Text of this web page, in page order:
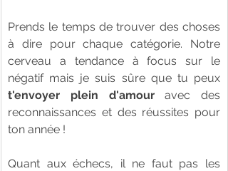
Prends le temps de trouver des choses
à dire pour chaque catégorie. Notre
cerveau a tendance à focus sur le
t'envoyer plein d'amour avec des
reconnaissances et des réussites pour
ton année !
Quant aux échecs, il ne faut pas les